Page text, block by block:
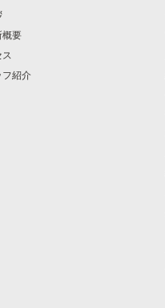
概要
フ紹介